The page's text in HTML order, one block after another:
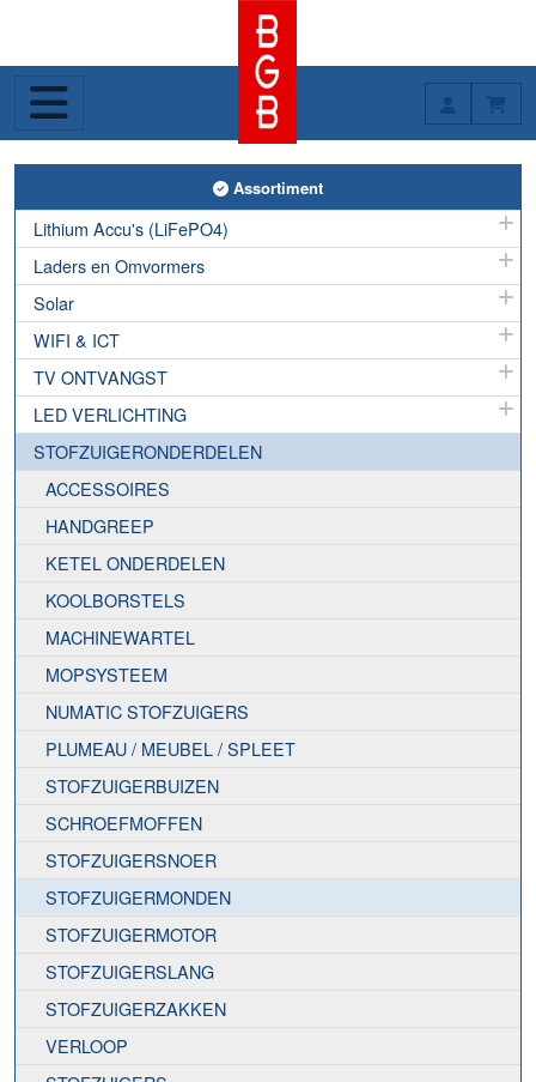
Toggle Assortiment
Assortiment
Lithium Accu's (LiFePO4)
Laders en Omvormers
Solar
WIFI & ICT
TV ONTVANGST
LED VERLICHTING
STOFZUIGERONDERDELEN
ACCESSOIRES
HANDGREEP
KETEL ONDERDELEN
KOOLBORSTELS
MACHINEWARTEL
MOPSYSTEEM
NUMATIC STOFZUIGERS
PLUMEAU / MEUBEL / SPLEET
STOFZUIGERBUIZEN
SCHROEFMOFFEN
STOFZUIGERSNOER
STOFZUIGERMONDEN
STOFZUIGERMOTOR
STOFZUIGERSLANG
STOFZUIGERZAKKEN
VERLOOP